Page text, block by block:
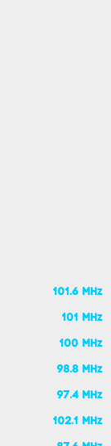
101.6 MHz
101 MHz
100 MHz
98.8 MHz
97.4 MHz
102.1 MHz